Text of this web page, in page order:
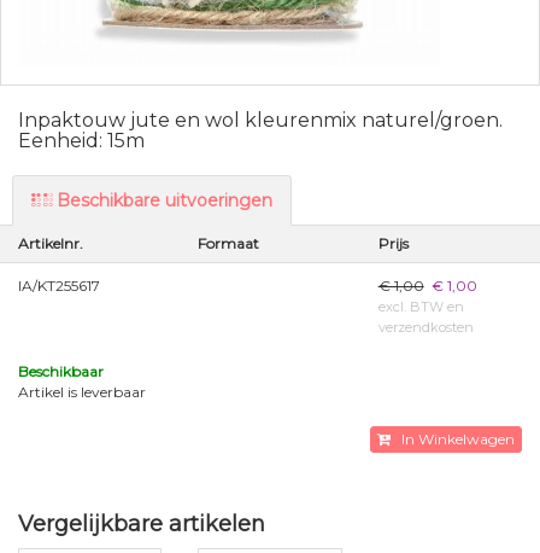
Inpaktouw jute en wol kleurenmix naturel/groen.
Eenheid: 15m
Beschikbare uitvoeringen
Artikelnr. Formaat Prijs
IA/KT255617 € 1,00 € 1,00
excl. BTW en
verzendkosten
Beschikbaar
Artikel is leverbaar
In Winkelwagen
Vergelijkbare artikelen